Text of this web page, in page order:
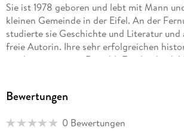
Folgen.
Sie ist 1978 geboren und lebt mit Mann
kleinen Gemeinde in der Eifel. An der
studierte sie Geschichte und Literatur
freie Autorin. Ihre sehr erfolgreichen
erscheinen u. a. im Rowohlt Taschenbuch
verschiedene erfolgreiche Buchserien.
Bewertungen
0 Bewertungen